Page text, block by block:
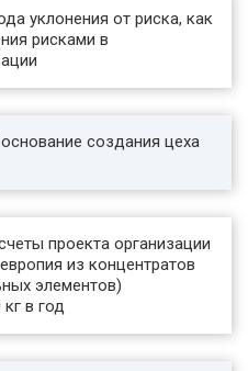
технические
определяются в
работ
помещений и 8%
по производству
покрытий. Данный
руб. / год. чистой
уклонения от риска, как
рисками в
создания цеха
проекта организации
из концентратов
элементов)
в год